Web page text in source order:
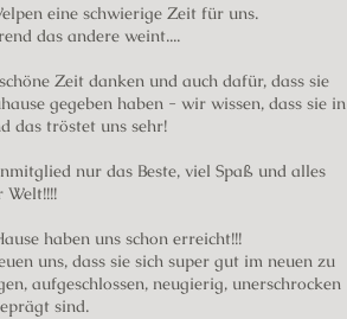
eine schwierige Zeit für uns.
das andere weint....
Zeit danken und auch dafür, dass sie
gegeben haben - wir wissen, dass sie in
das tröstet uns sehr!
nur das Beste, viel Spaß und alles
Welt!!!!
haben uns schon erreicht!!!
uns, dass sie sich super gut im neuen zu
aufgeschlossen, neugierig, unerschrocken
sind.